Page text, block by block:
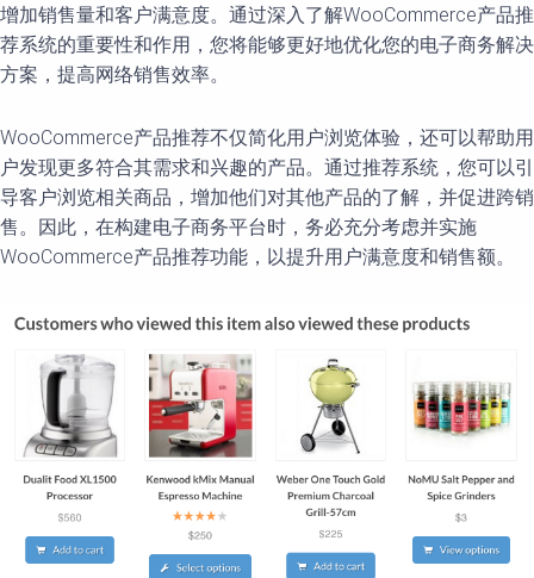
增加销售量和客户满意度。通过深入了解WooCommerce产品推
荐系统的重要性和作用，您将能够更好地优化您的电子商务解决
方案，提高网络销售效率。
WooCommerce产品推荐不仅简化用户浏览体验，还可以帮助用
户发现更多符合其需求和兴趣的产品。通过推荐系统，您可以引
导客户浏览相关商品，增加他们对其他产品的了解，并促进跨销
售。因此，在构建电子商务平台时，务必充分考虑并实施
WooCommerce产品推荐功能，以提升用户满意度和销售额。